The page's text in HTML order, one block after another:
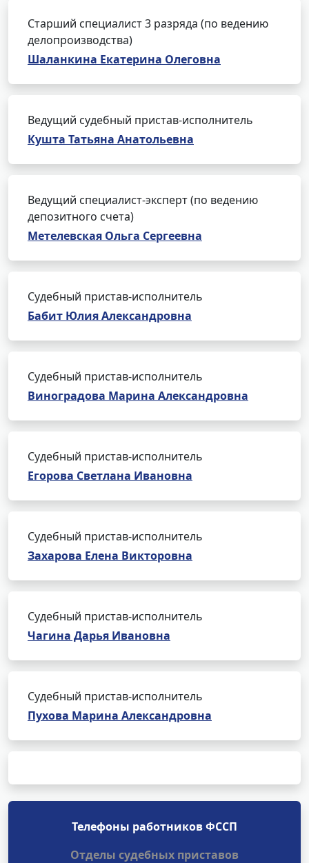
Старший специалист 3 разряда (по ведению
делопроизводства)
Шаланкина Екатерина Олеговна
Ведущий судебный пристав-исполнитель
Кушта Татьяна Анатольевна
Ведущий специалист-эксперт (по ведению
депозитного счета)
Метелевская Ольга Сергеевна
Судебный пристав-исполнитель
Бабит Юлия Александровна
Судебный пристав-исполнитель
Виноградова Марина Александровна
Судебный пристав-исполнитель
Егорова Светлана Ивановна
Судебный пристав-исполнитель
Захарова Елена Викторовна
Судебный пристав-исполнитель
Чагина Дарья Ивановна
Судебный пристав-исполнитель
Пухова Марина Александровна
Телефоны работников ФССП
Отделы судебных приставов